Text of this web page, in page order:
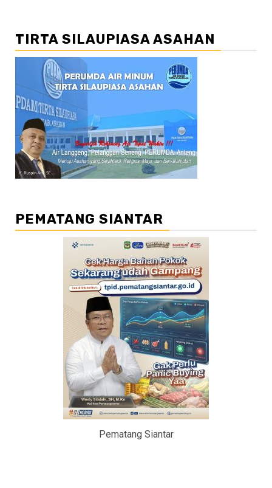
TIRTA SILAUPIASA ASAHAN
PEMATANG SIANTAR
Pematang Siantar